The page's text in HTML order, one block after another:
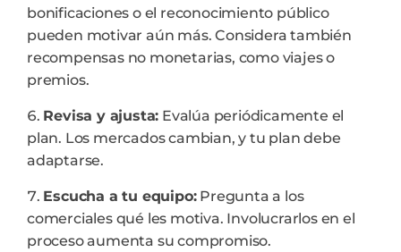
bonificaciones o el reconocimiento público
pueden motivar aún más. Considera también
recompensas no monetarias, como viajes o
premios.
Revisa y ajusta: Evalúa periódicamente el
plan. Los mercados cambian, y tu plan debe
adaptarse.
Escucha a tu equipo:Pregunta a los
comerciales qué les motiva. Involucrarlos en el
proceso aumenta su compromiso.